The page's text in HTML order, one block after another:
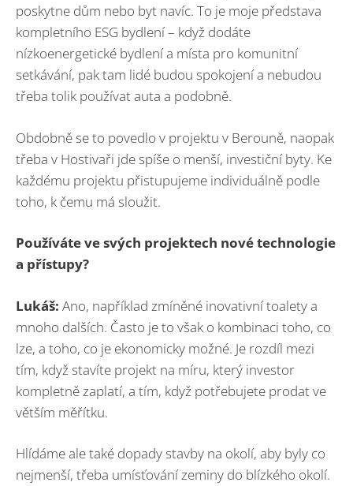
poskytne dům nebo byt navíc. To je moje představa
kompletního ESG bydlení – když dodáte
nízkoenergetické bydlení a místa pro komunitní
setkávání, pak tam lidé budou spokojení a nebudou
třeba tolik používat auta a podobně.
Obdobně se to povedlo v projektu v Berouně, naopak
třeba v Hostivaři jde spíše o menší, investiční byty. Ke
každému projektu přistupujeme individuálně podle
toho, k čemu má sloužit.
Používáte ve svých projektech nové technologie
a přístupy?
Lukáš: Ano, například zmíněné inovativní toalety a
mnoho dalších. Často je to však o kombinaci toho, co
lze, a toho, co je ekonomicky možné. Je rozdíl mezi
tím, když stavíte projekt na míru, který investor
kompletně zaplatí, a tím, když potřebujete prodat ve
větším měřítku.
Hlídáme ale také dopady stavby na okolí, aby byly co
nejmenší, třeba umísťování zeminy do blízkého okolí.